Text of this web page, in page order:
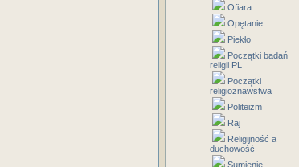
Ofiara
Opętanie
Piekło
Początki badań
religii PL
Początki
religioznawstwa
Politeizm
Raj
Religijność a
duchowość
Sumienie